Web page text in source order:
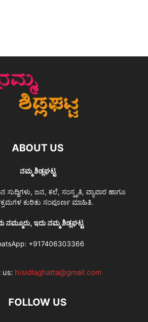
ABOUT US
ನಮ್ಮ ಶಿಡ್ಲಘಟ್ಟ
ಸುದ್ದಿಗಳು, ಜನ, ಕಲೆ, ಸಂಸ್ಕೃತಿ, ವ್ಯಾಪಾರ ಹಾಗೂ
ಕುರಿತು ಸಂಪೂರ್ಣ ಮಾಹಿತಿ.
ನಮ್ಮೂರು, ಇದು ನಮ್ಮ ಶಿಡ್ಲಘಟ್ಟ
+917406303366
us: hisidlaghatta@gmail.com
FOLLOW US